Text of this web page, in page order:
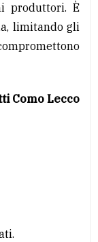
produttori. È
limitando gli
Como Lecco